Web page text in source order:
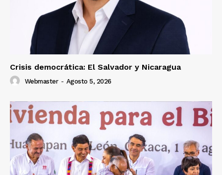
Crisis democrática: El Salvador y Nicaragua
Webmaster - Agosto 5, 2026